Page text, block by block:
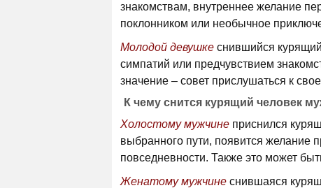
знакомствам, внутреннее желание
поклонником или необычное
Молодой девушке снившийся
симпатий или предчувствием
значение – совет прислушаться к
К чему снится курящий человек
Холостому мужчине приснился
выбранного пути, появится желание
повседневности. Также это может
Женатому мужчине снившаяся